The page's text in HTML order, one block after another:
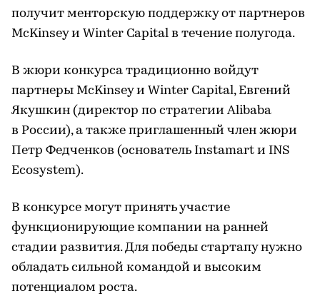
получит менторскую поддержку от партнеров
McKinsey и Winter Capital в течение полугода.
В жюри конкурса традиционно войдут
партнеры McKinsey и Winter Capital, Евгений
Якушкин (директор по стратегии Alibaba
в России), а также приглашенный член жюри
Петр Федченков (основатель Instamart и INS
Ecosystem).
В конкурсе могут принять участие
функционирующие компании на ранней
стадии развития. Для победы стартапу нужно
обладать сильной командой и высоким
потенциалом роста.